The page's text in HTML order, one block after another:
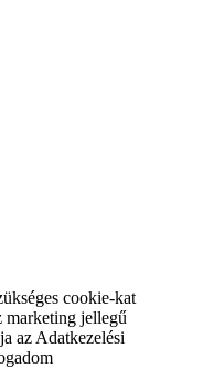
cookie-kat
marketing jellegű
az Adatkezelési